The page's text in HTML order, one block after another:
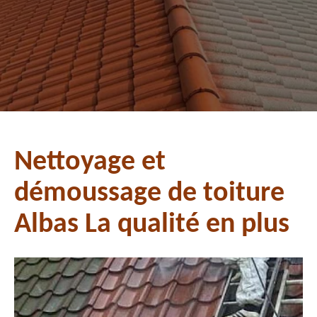
Nettoyage et
démoussage de toiture
Albas La qualité en plus